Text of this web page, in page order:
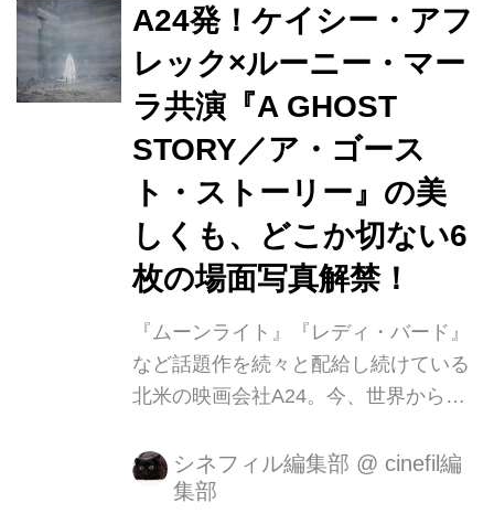
世界」。 死んでしまった者の魂は、そ
の悲しみは、いったいどこへ行き着
き、どのように消化されるのか？ 自分
のいなくなった世界で、残された妻を
見守り続ける、ひとりの男の切なくも
美しい物語『A GHOST STORY／ア・
ゴースト・ストーリー』が11月17日
（土）に全国ロードショーとなりま
す。 不慮の事故死を遂げ、シーツ姿...
A24発！ケイシー・アフ
レック×ルーニー・マー
ラ共演『A GHOST
STORY／ア・ゴース
ト・ストーリー』の美
しくも、どこか切ない6
枚の場面写真解禁！
『ムーンライト』『レディ・バード』
など話題作を続々と配給し続けている
北米の映画会社A24。今、世界から最
は、斬新ながらもどこか懐かしさを感
じさせるシーツ姿のゴーストが主人公
シネフィル編集部 @ cinefil編
集部